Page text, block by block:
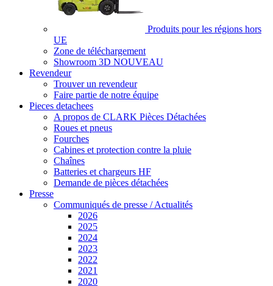
Produits pour les régions hors
UE
Zone de téléchargement
Showroom 3D NOUVEAU
Revendeur
Trouver un revendeur
Faire partie de notre équipe
Pieces detachees
A propos de CLARK Pièces Détachées
Roues et pneus
Fourches
Cabines et protection contre la pluie
Chaînes
Batteries et chargeurs HF
Demande de pièces détachées
Presse
Communiqués de presse / Actualités
2026
2025
2024
2023
2022
2021
2020